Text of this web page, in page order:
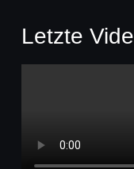
Letzte